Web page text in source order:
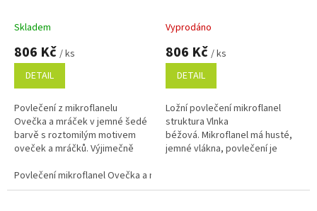
Skladem
806 Kč / ks
DETAIL
Povlečení z mikroflanelu
Ovečka a mráček v jemné šedé
barvě s roztomilým motivem
oveček a mráčků. Výjimečně
dotek. Rychleschnoucí materiál
vhodný...
Povlečení mikroflanel Ovečka a mráček 140x200, 70x90 cm
Vyprodáno
806 Kč / ks
DETAIL
Ložní povlečení mikroflanel
struktura Vlnka
béžová. Mikroflanel má husté,
jemné vlákna, povlečení je
povlečení...